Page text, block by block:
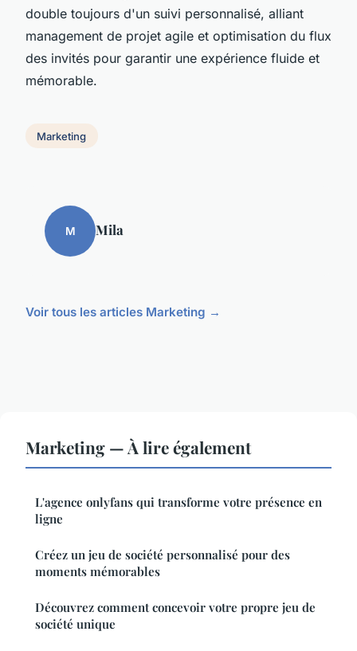
double toujours d'un suivi personnalisé, alliant
management de projet agile et optimisation du flux
des invités pour garantir une expérience fluide et
mémorable.
Marketing
M Mila
Voir tous les articles Marketing →
Marketing — À lire également
L'agence onlyfans qui transforme votre présence en
ligne
Créez un jeu de société personnalisé pour des
moments mémorables
Découvrez comment concevoir votre propre jeu de
société unique